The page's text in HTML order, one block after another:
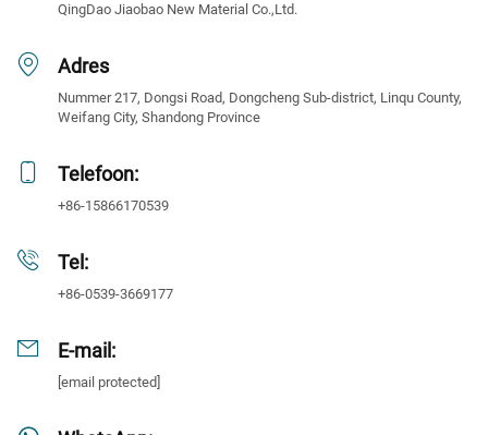
QingDao Jiaobao New Material Co.,Ltd.
Adres
Nummer 217, Dongsi Road, Dongcheng Sub-district, Linqu County,
Weifang City, Shandong Province
Telefoon:
+86-15866170539
Tel:
+86-0539-3669177
E-mail:
[email protected]